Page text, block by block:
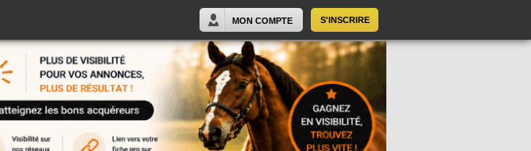
S'INSCRIRE
MON COMPTE